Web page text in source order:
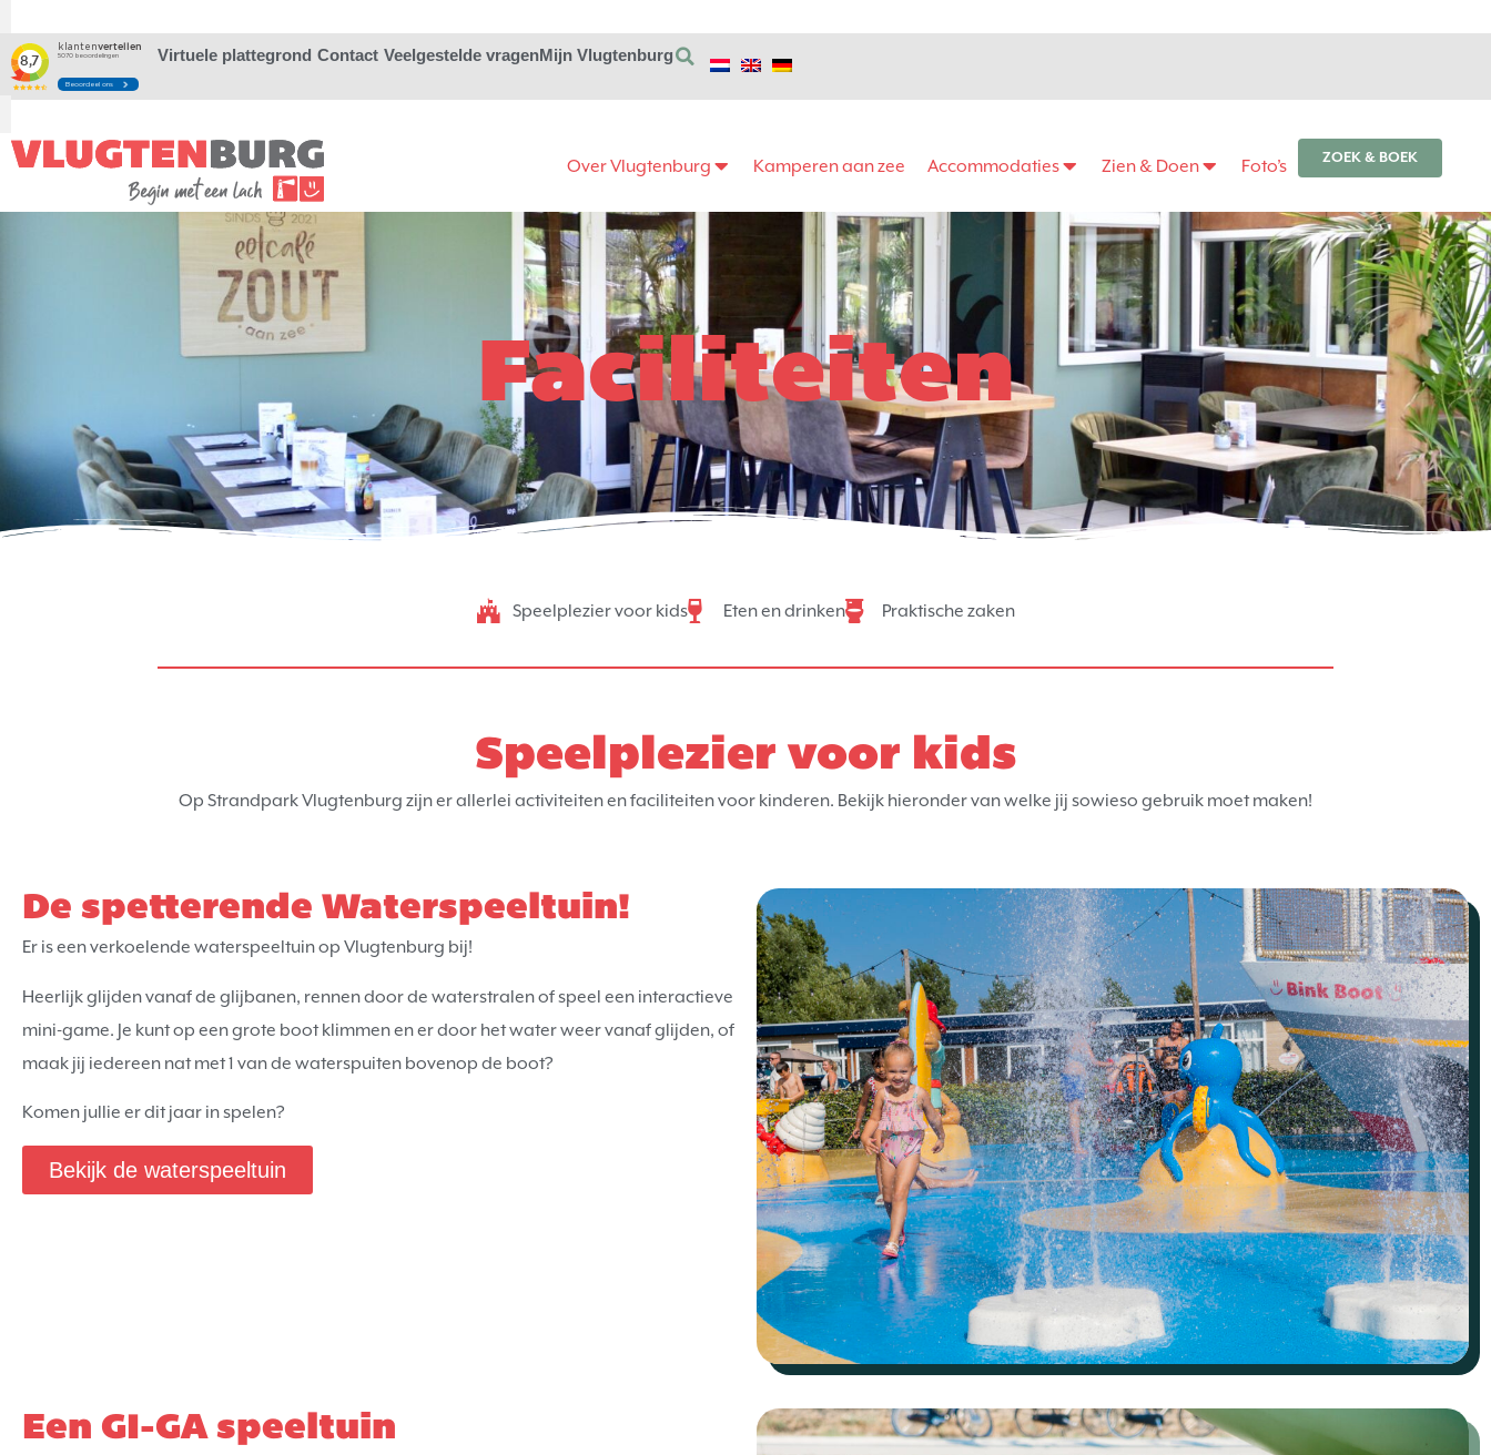
Virtuele plattegrond Contact Veelgestelde vragenMijn Vlugtenburg
Over Vlugtenburg Kamperen aan zee Accommodaties Zien & Doen Foto’s ZOEK & BOEK
Faciliteiten
Speelplezier voor kids Eten en drinken Praktische zaken
Speelplezier voor kids
Op Strandpark Vlugtenburg zijn er allerlei activiteiten en faciliteiten voor kinderen. Bekijk hieronder van welke jij sowieso gebruik moet maken!
De spetterende Waterspeeltuin!
Er is een verkoelende waterspeeltuin op Vlugtenburg bij!
Heerlijk glijden vanaf de glijbanen, rennen door de waterstralen of speel een interactieve
mini-game. Je kunt op een grote boot klimmen en er door het water weer vanaf glijden, of
maak jij iedereen nat met 1 van de waterspuiten bovenop de boot?
Komen jullie er dit jaar in spelen?
Bekijk de waterspeeltuin
Een GI-GA speeltuin